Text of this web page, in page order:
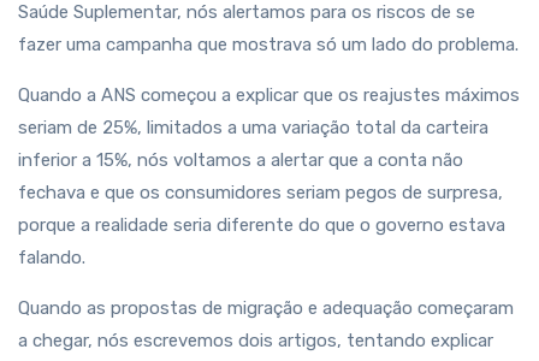
Saúde Suplementar, nós alertamos para os riscos de se
fazer uma campanha que mostrava só um lado do problema.
Quando a ANS começou a explicar que os reajustes máximos
seriam de 25%, limitados a uma variação total da carteira
inferior a 15%, nós voltamos a alertar que a conta não
fechava e que os consumidores seriam pegos de surpresa,
porque a realidade seria diferente do que o governo estava
falando.
Quando as propostas de migração e adequação começaram
a chegar, nós escrevemos dois artigos, tentando explicar